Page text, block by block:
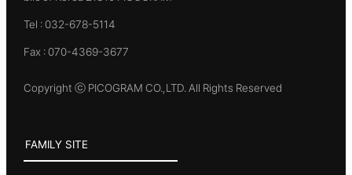
Tel : 032-678-5114
Fax : 070-4369-3677
Copyright ⓒ PICOGRAM CO.,LTD. All Rights Reserved
FAMILY SITE